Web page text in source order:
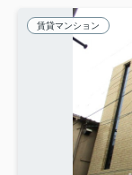
賃貸マンション